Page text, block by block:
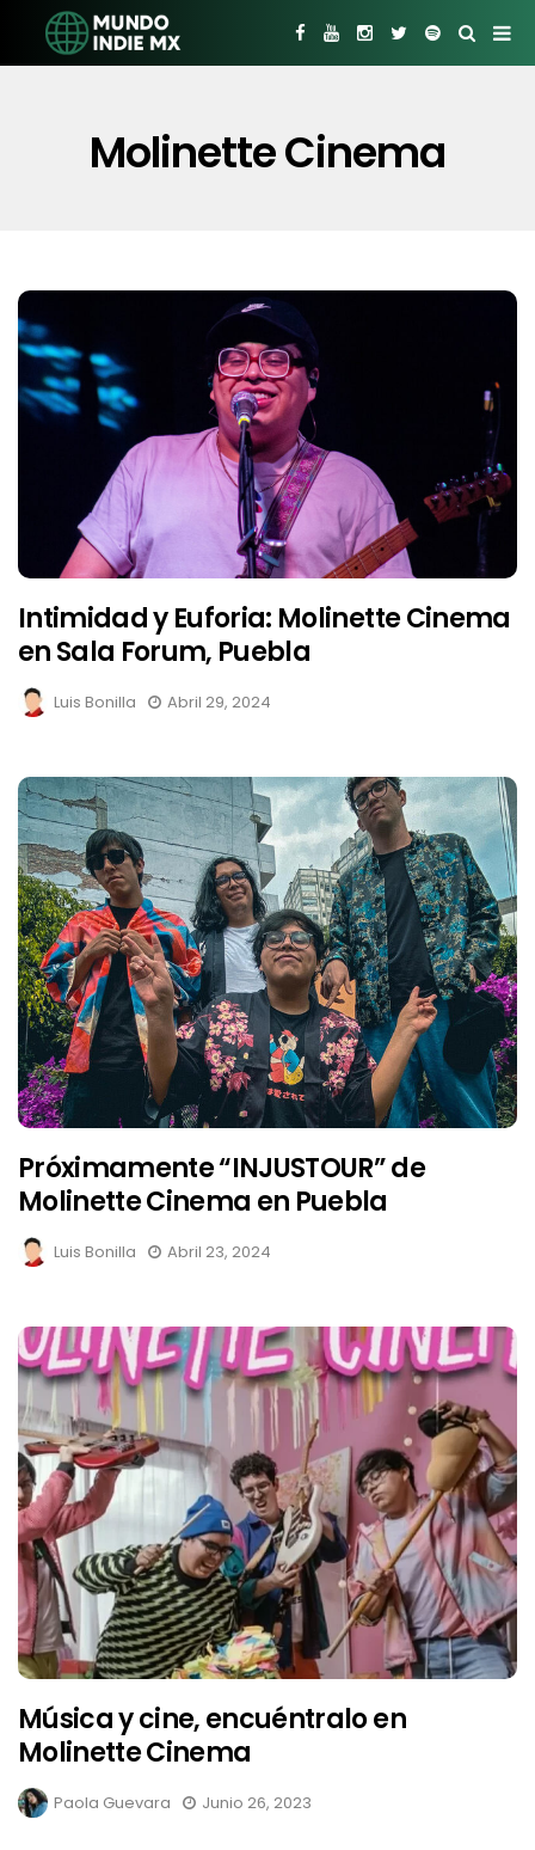
Molinette Cinema
Intimidad y Euforia: Molinette Cinema
en Sala Forum, Puebla
Luis Bonilla Abril 29, 2024
Próximamente “INJUSTOUR” de
Molinette Cinema en Puebla
Luis Bonilla Abril 23, 2024
Música y cine, encuéntralo en
Molinette Cinema
Paola Guevara Junio 26, 2023